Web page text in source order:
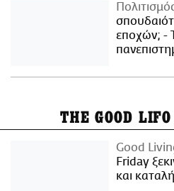
εποχών; -
THE GOOD LIFO
Good
Friday
και